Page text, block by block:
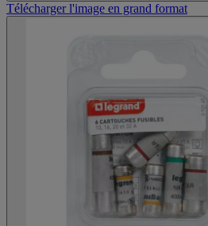
Télécharger l'image en grand format